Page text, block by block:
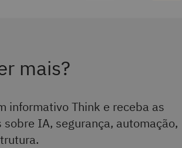
mais?
informativo Think e receba as
IA, segurança, automação,